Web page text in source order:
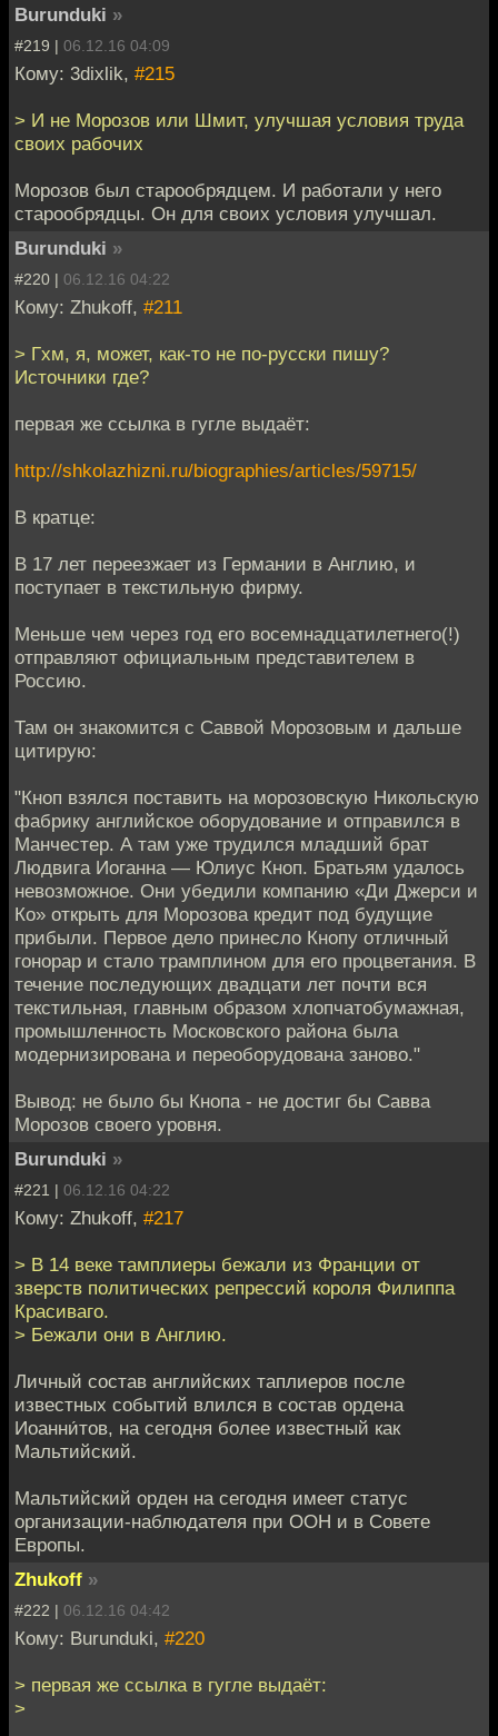
Burunduki »
#219 | 06.12.16 04:09
Кому: 3dixlik, #215
> И не Морозов или Шмит, улучшая условия труда
своих рабочих
Морозов был старообрядцем. И работали у него
старообрядцы. Он для своих условия улучшал.
Burunduki »
#220 | 06.12.16 04:22
Кому: Zhukoff, #211
> Гхм, я, может, как-то не по-русски пишу?
Источники где?
первая же ссылка в гугле выдаёт:
http://shkolazhizni.ru/biographies/articles/59715/
В кратце:
В 17 лет переезжает из Германии в Англию, и
поступает в текстильную фирму.
Меньше чем через год его восемнадцатилетнего(!)
отправляют официальным представителем в
Россию.
Там он знакомится с Саввой Морозовым и дальше
цитирую:
"Кноп взялся поставить на морозовскую Никольскую
фабрику английское оборудование и отправился в
Манчестер. А там уже трудился младший брат
Людвига Иоганна — Юлиус Кноп. Братьям удалось
невозможное. Они убедили компанию «Ди Джерси и
Ко» открыть для Морозова кредит под будущие
прибыли. Первое дело принесло Кнопу отличный
гонорар и стало трамплином для его процветания. В
течение последующих двадцати лет почти вся
текстильная, главным образом хлопчатобумажная,
промышленность Московского района была
модернизирована и переоборудована заново."
Вывод: не было бы Кнопа - не достиг бы Савва
Морозов своего уровня.
Burunduki »
#221 | 06.12.16 04:22
Кому: Zhukoff, #217
> В 14 веке тамплиеры бежали из Франции от
зверств политических репрессий короля Филиппа
Красиваго.
> Бежали они в Англию.
Личный состав английских таплиеров после
известных событий влился в состав ордена
Иоанни́тов, на сегодня более известный как
Мальтийский.
Мальтийский орден на сегодня имеет статус
организации-наблюдателя при ООН и в Совете
Европы.
Zhukoff »
#222 | 06.12.16 04:42
Кому: Burunduki, #220
> первая же ссылка в гугле выдаёт:
>